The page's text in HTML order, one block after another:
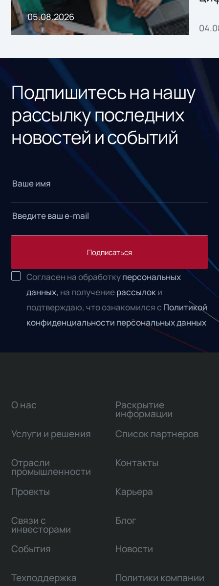
05.08.2026
Подпишитесь на нашу
рассылку последних
новостей и событий
Подписаться
Согласен на обработкуперсональных
данных, на получениерассылоки
подтверждаю, что ознакомился с Политикой
конфиденциальности персональных данных
О нас
Услуги и решения
Отрасли
промышленности
Проекты
Связи с
инвесторами
Раскрытие
информации
Список партнеров
Контакты
Карьера
Блог
События Новости
Техподдержка Политики компании